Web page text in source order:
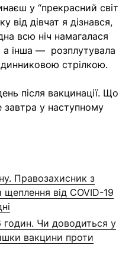
у “прекрасний світ
від дівчат я дізнався,
всю ніч намагалася
а інша — розплутувала
стрілкою.
після вакцинації. Що
у наступному
Правозахисник з
від COVID-19
годин. Чи доводиться у
вакцини проти